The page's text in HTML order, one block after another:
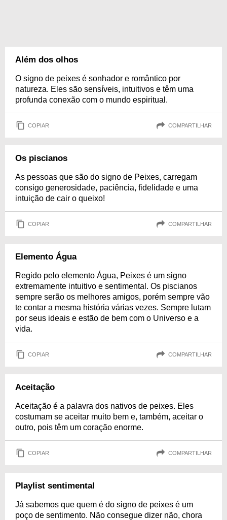
Além dos olhos
O signo de peixes é sonhador e romântico por
natureza. Eles são sensíveis, intuitivos e têm uma
profunda conexão com o mundo espiritual.
COPIAR COMPARTILHAR
Os piscianos
As pessoas que são do signo de Peixes, carregam
consigo generosidade, paciência, fidelidade e uma
intuição de cair o queixo!
COPIAR COMPARTILHAR
Elemento Água
Regido pelo elemento Água, Peixes é um signo
extremamente intuitivo e sentimental. Os piscianos
sempre serão os melhores amigos, porém sempre vão
te contar a mesma história várias vezes. Sempre lutam
por seus ideais e estão de bem com o Universo e a
vida.
COPIAR COMPARTILHAR
Aceitação
Aceitação é a palavra dos nativos de peixes. Eles
costumam se aceitar muito bem e, também, aceitar o
outro, pois têm um coração enorme.
COPIAR COMPARTILHAR
Playlist sentimental
Já sabemos que quem é do signo de peixes é um
poço de sentimento. Não consegue dizer não, chora